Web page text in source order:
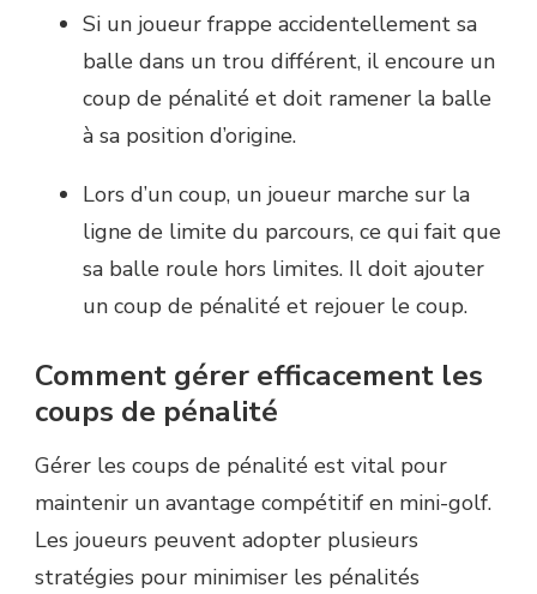
Si un joueur frappe accidentellement sa
balle dans un trou différent, il encoure un
coup de pénalité et doit ramener la balle
à sa position d’origine.
Lors d’un coup, un joueur marche sur la
ligne de limite du parcours, ce qui fait que
sa balle roule hors limites. Il doit ajouter
un coup de pénalité et rejouer le coup.
Comment gérer efficacement les
coups de pénalité
Gérer les coups de pénalité est vital pour
maintenir un avantage compétitif en mini-golf.
Les joueurs peuvent adopter plusieurs
stratégies pour minimiser les pénalités